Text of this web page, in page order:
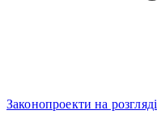
Законопроекти на розгляді